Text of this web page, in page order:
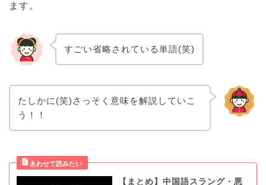
ます。
すごい省略されている単語(笑)
たしかに(笑)さっそく意味を解説していこ
う！！
【まとめ】中国語スラング・悪